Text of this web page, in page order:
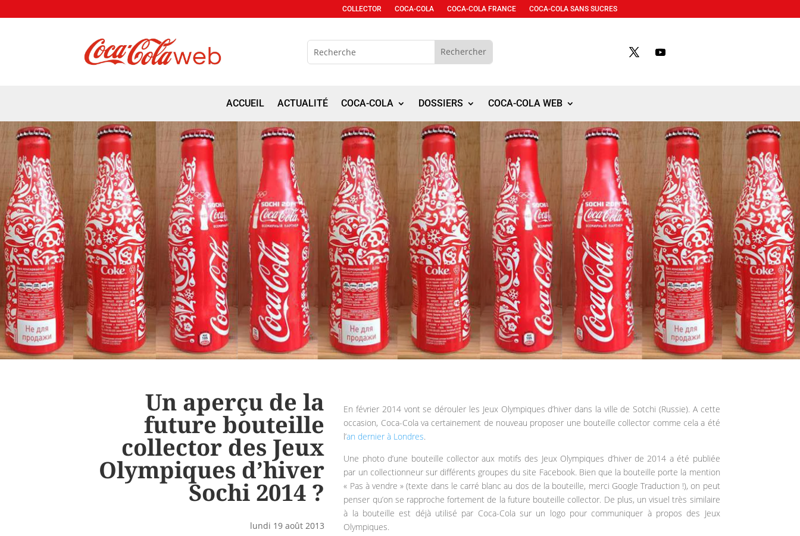
COLLECTOR COCA-COLA COCA-COLA FRANCE COCA-COLA SANS SUCRES
ACCUEIL ACTUALITÉ COCA-COLA DOSSIERS COCA-COLA WEB
Un aperçu de la
future bouteille
collector des Jeux
Olympiques d’hiver
Sochi 2014 ?
lundi 19 août 2013
En février 2014 vont se dérouler les Jeux Olympiques d’hiver dans la ville de Sotchi (Russie). A cette
occasion, Coca-Cola va certainement de nouveau proposer une bouteille collector comme cela a été
l’an dernier à Londres.
Une photo d’une bouteille collector aux motifs des Jeux Olympiques d’hiver de 2014 a été publiée
par un collectionneur sur différents groupes du site Facebook. Bien que la bouteille porte la mention
« Pas à vendre » (texte dans le carré blanc au dos de la bouteille, merci Google Traduction !), on peut
penser qu’on se rapproche fortement de la future bouteille collector. De plus, un visuel très similaire
à la bouteille est déjà utilisé par Coca-Cola sur un logo pour communiquer à propos des Jeux
Olympiques.